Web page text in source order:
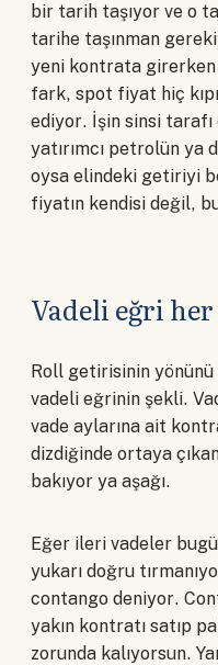
bir tarih taşıyor ve o
tarihe taşınman
yeni kontrata girerken
fark, spot fiyat hiç
ediyor. İşin sinsi
yatırımcı petrolün ya
oysa elindeki getiriyi
fiyatın kendisi değil,
Vadeli eğri
Roll getirisinin
vadeli eğrinin şekli.
vade aylarına ait
dizdiğinde ortaya
bakıyor ya aşağı.
Eğer ileri vadeler
yukarı doğru
contango deniyor.
yakın kontratı satıp
zorunda kalıyorsun.